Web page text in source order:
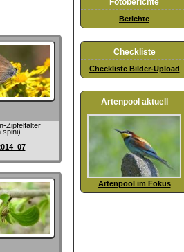
Zipfelfalter
spini)
Fotoberichte
Berichte
Checkliste
Checkliste Bilder-Upload
Artenpool aktuell
Artenpool im Fokus